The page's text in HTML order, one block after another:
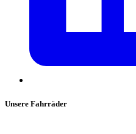
Unsere Fahrräder